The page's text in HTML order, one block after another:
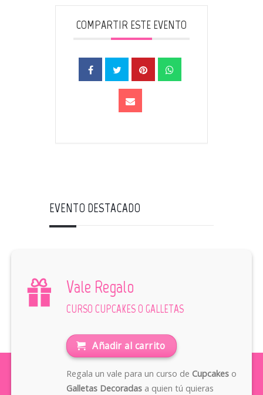
COMPARTIR ESTE EVENTO
EVENTO DESTACADO
Vale Regalo
CURSO CUPCAKES O GALLETAS
Añadir al carrito
Regala un vale para un curso de Cupcakeso
Galletas Decoradasa quien tú quieras